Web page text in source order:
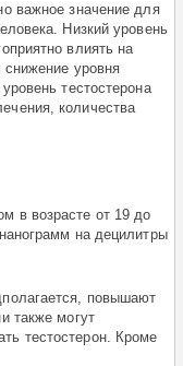
важное значение для
Низкий уровень
влиять на
снижение уровня
тестостерона
количества
в возрасте от 19 до
на децилитры
повышают
также могут
тестостерон. Кроме